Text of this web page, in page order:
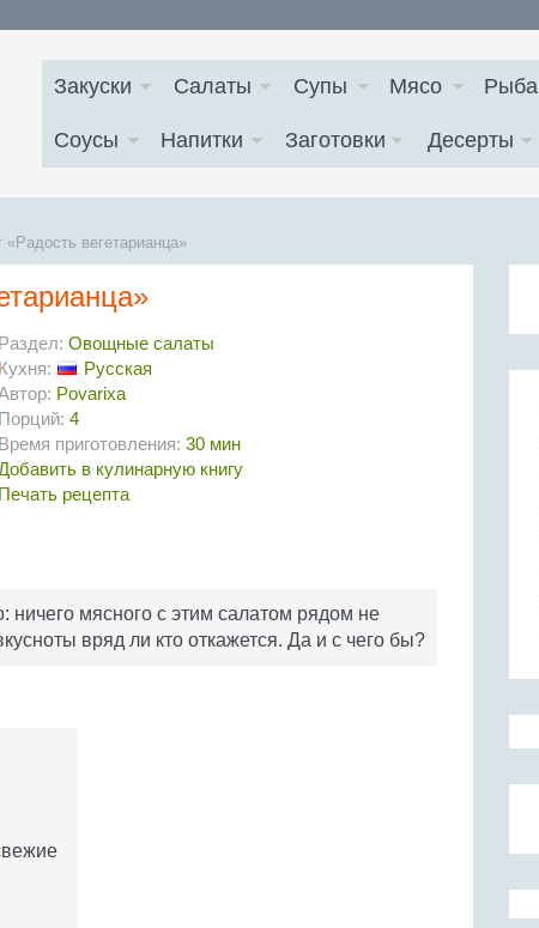
Закуски Салаты Супы Мясо Рыба
Соусы Напитки Заготовки Десерты
вегетарианца»
Раздел: Овощные салаты
Кухня:
Русская
Povarixa
Порций: 4
Время приготовления: 30 мин
в кулинарную книгу
Печать рецепта
ничего мясного с этим салатом рядом не
вряд ли кто откажется. Да и с чего бы?